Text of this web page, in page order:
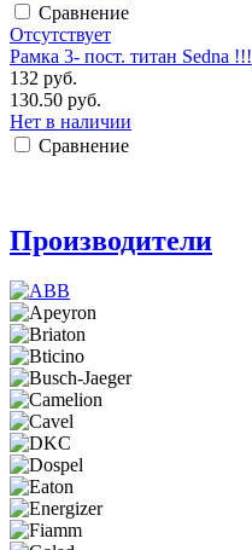
Сравнение
Отсутствует
Рамка 3- пост. титан Sedna !!!
132 руб.
130.50 руб.
Нет в наличии
Сравнение
Производители